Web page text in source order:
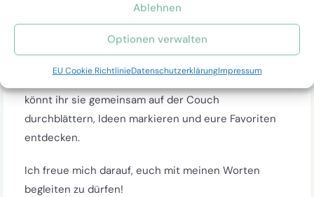
Ablehnen
Optionen verwalten
EU Cookie RichtlinieDatenschutzerklärungImpressum
gestalten, wie ihr es seid.
Und weil besondere Momente auch etwas Greifbares
gedruckte Ausgabe direkt zu euch nach Hause
könnt ihr sie gemeinsam auf der Couch
durchblättern, Ideen markieren und eure Favoriten
entdecken.
Ich freue mich darauf, euch mit meinen Worten
begleiten zu dürfen!